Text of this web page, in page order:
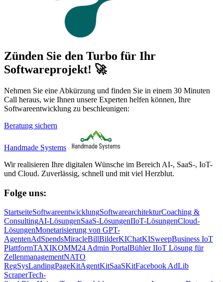
Zünden Sie den Turbo für Ihr
Softwareprojekt! 🚀
Nehmen Sie eine Abkürzung und finden Sie in einem 30 Minuten
Call heraus, wie Ihnen unsere Experten helfen können, Ihre
Softwareentwicklung zu beschleunigen:
Beratung sichern
Handmade Systems
Wir realisieren Ihre digitalen Wünsche im Bereich AI-, SaaS-, IoT-
und Cloud. Zuverlässig, schnell und mit viel Herzblut.
Folge uns:
StartseiteSoftwareentwicklungSoftwarearchitekturCoaching &
ConsultingAI-LösungenSaaS-LösungenIIoT-LösungenCloud-
LösungenMonetarisierung von GPT-
AgentenAdSpendsMiracleBillBilderKIChatKISweepBusiness IoT
PlattformTAXIKOMM24 Admin PortalBühler IIoT Lösung für
ZellenmanagementNATO
RegSysLandingPageKitAgentKitSaaSKitFacebook AdLib
ScraperTech-